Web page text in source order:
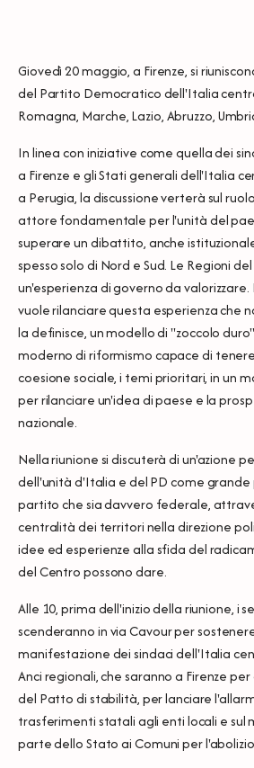
Giovedì 20 maggio, a Firenze, si
del Partito Democratico dell'Italia
Romagna, Marche, Lazio, Abruzzo,
In linea con iniziative come quella dei
a Firenze e gli Stati generali dell'Italia
a Perugia, la discussione verterà sul
attore fondamentale per l'unità del
superare un dibattito, anche
spesso solo di Nord e Sud. Le Regioni
un'esperienza di governo da
vuole rilanciare questa esperienza che
la definisce, un modello di "zoccolo
moderno di riformismo capace di
coesione sociale, i temi prioritari, in un
per rilanciare un'idea di paese e la
nazionale.
Nella riunione si discuterà di un'azione
dell'unità d'Italia e del PD come
partito che sia davvero federale,
centralità dei territori nella direzione
idee ed esperienze alla sfida del
del Centro possono dare.
Alle 10, prima dell'inizio della riunione, i
scenderanno in via Cavour per
manifestazione dei sindaci dell'Italia
Anci regionali, che saranno a Firenze
del Patto di stabilità, per lanciare
trasferimenti statali agli enti locali e sul
parte dello Stato ai Comuni per